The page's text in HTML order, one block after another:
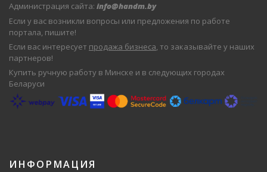
Администрация сайта: info@handm.by
Если у вас возникли вопросы или предложения по работе
портала, пишите!
Если вас интересует продажа бизнеса, то заказывайте у наших
партнеров!
Купить ручную работу в Минске и в следующих городах
Беларуси
ИНФОРМАЦИЯ